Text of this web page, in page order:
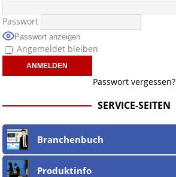
Passwort
Passwort anzeigen
Angemeldet bleiben
Passwort vergessen?
SERVICE-SEITEN
Branchenbuch
Produktinfo